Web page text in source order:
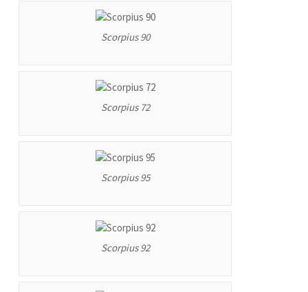
Scorpius 90
Scorpius 72
Scorpius 95
Scorpius 92